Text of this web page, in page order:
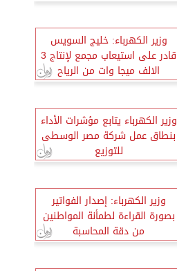
وزير الكهرباء: خليج السويس
قادر على استيعاب مجمع لإنتاج 3
الالف ميجا وات من الرياح
وزير الكهرباء يتابع مؤشرات الأداء
بنطاق عمل شركة مصر الوسطى
للتوزيع
وزير الكهرباء: إصدار الفواتير
بصورة القراءة لطمأنة المواطنين
من دقة المحاسبة